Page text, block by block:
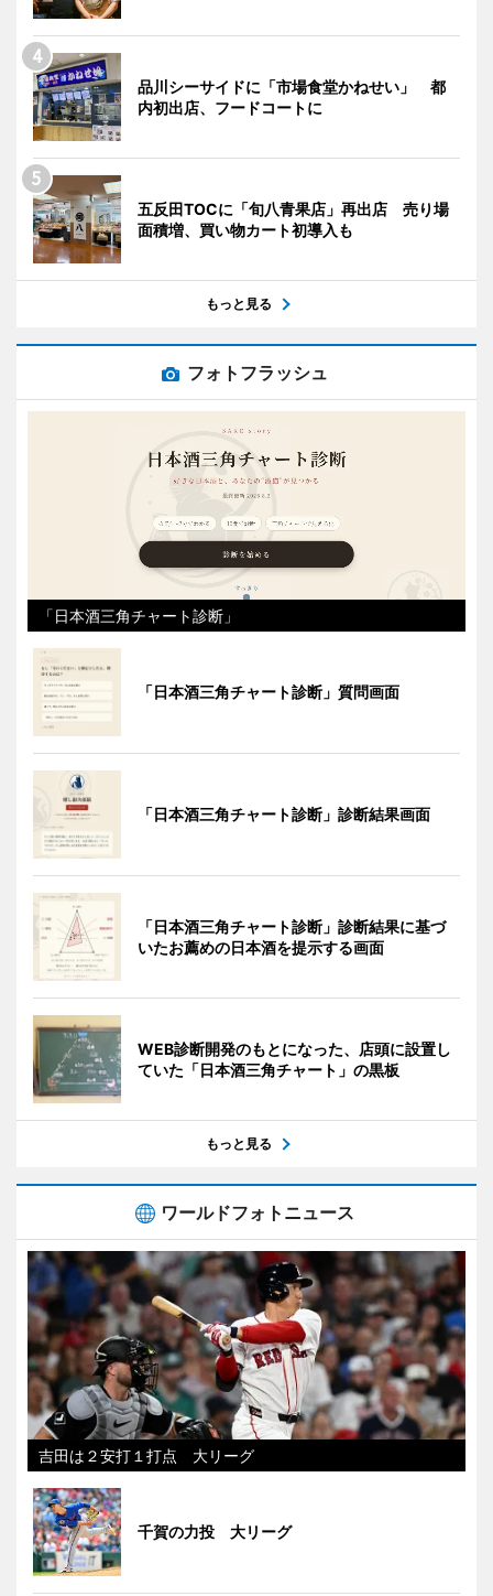
品川シーサイドに「市場食堂かねせい」 都
内初出店、フードコートに
五反田TOCに「旬八青果店」再出店 売り場
面積増、買い物カート初導入も
もっと見る
フォトフラッシュ
「日本酒三角チャート診断」
「日本酒三角チャート診断」質問画面
「日本酒三角チャート診断」診断結果画面
「日本酒三角チャート診断」診断結果に基づ
いたお薦めの日本酒を提示する画面
WEB診断開発のもとになった、店頭に設置し
ていた「日本酒三角チャート」の黒板
もっと見る
ワールドフォトニュース
吉田は２安打１打点 大リーグ
千賀の力投 大リーグ